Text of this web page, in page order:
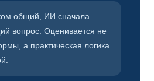
общий, ИИ сначала
вопрос. Оценивается не
а практическая логика